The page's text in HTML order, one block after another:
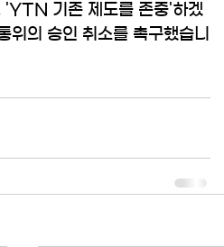
'YTN 기존 제도를 존중'하겠
위의 승인 취소를 촉구했습니